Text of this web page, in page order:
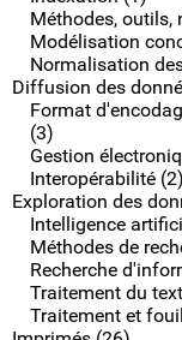
Méthodes, outils,
Modélisation
Normalisation
Diffusion des
Format
(3)
Gestion
Interopérabilité (2)
Exploration des
Intelligence
Méthodes de
Recherche
Traitement du
Traitement et